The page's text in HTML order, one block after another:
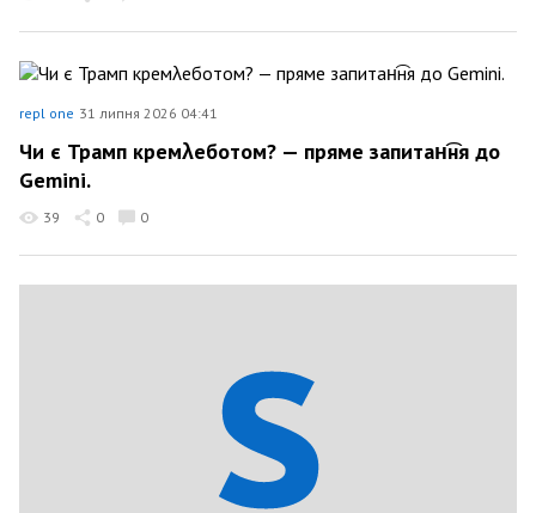
repl one 31 липня 2026 04:41
Чи є Трамп кремλеботом? — пряме запитан͡ня до
Gemini.
39 0 0